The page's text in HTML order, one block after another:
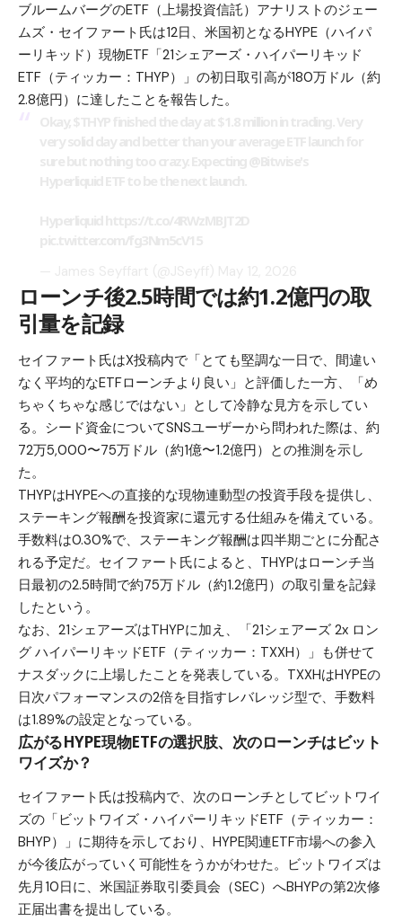
ブルームバーグのETF（上場投資信託）アナリストのジェー
ムズ・セイファート氏は12日、米国初となるHYPE（ハイパ
ーリキッド ）現物ETF「21シェアーズ・ハイパーリキッド
ETF（ティッカー：THYP）」の初日取引高が180万ドル（約
2.8億円）に達したことを報告した。
ローンチ後2.5時間では約1.2億円の取
引量を記録
セイファート氏はX投稿内で「とても堅調な一日で、間違い
なく平均的なETFローンチより良い」と評価した一方、「め
ちゃくちゃな感じではない」として冷静な見方を示してい
る。シード資金についてSNSユーザーから問われた際は、約
72万5,000〜75万ドル（約1億〜1.2億円）との推測を示し
た。
THYPはHYPEへの直接的な現物連動型の投資手段を提供し、
ステーキング報酬を投資家に還元する仕組みを備えている。
手数料は0.30%で、ステーキング報酬は四半期ごとに分配さ
れる予定だ。セイファート氏によると、THYPはローンチ当
日最初の2.5時間で約75万ドル（約1.2億円）の取引量を記録
したという。
なお、21シェアーズはTHYPに加え、「21シェアーズ 2x ロン
グ ハイパーリキッドETF（ティッカー：TXXH）」も併せて
ナスダックに上場したことを発表している。TXXHはHYPEの
日次パフォーマンスの2倍を目指すレバレッジ型で、手数料
は1.89%の設定となっている。
広がるHYPE現物ETFの選択肢、次のローンチはビット
ワイズか？
セイファート氏は投稿内で、次のローンチとしてビットワイ
ズの「ビットワイズ・ハイパーリキッドETF（ティッカー：
BHYP）」に期待を示しており、HYPE関連ETF市場への参入
が今後広がっていく可能性をうかがわせた。ビットワイズは
先月10日に、米国証券取引委員会（SEC）へBHYPの第2次修
正届出書を提出している。